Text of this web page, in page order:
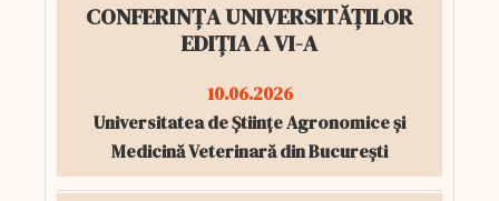
CONFERINȚA UNIVERSITĂȚILOR
EDIȚIA A VI-A
10.06.2026
Universitatea de Științe Agronomice și
Medicină Veterinară din București